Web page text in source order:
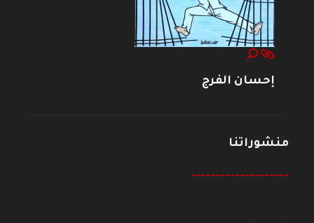
إحسان الفرج
منشوراتنا
--------------------